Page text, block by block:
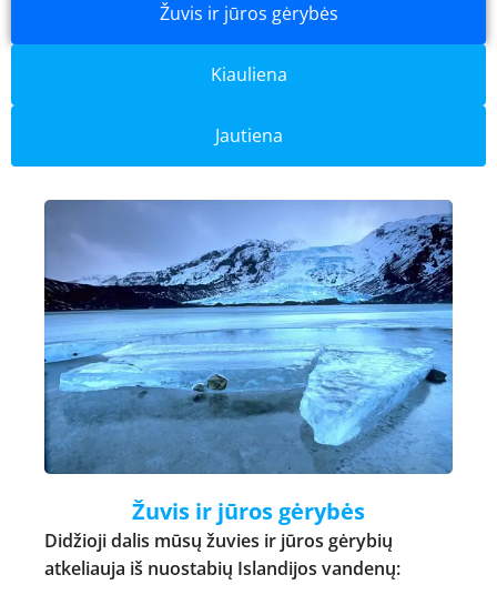
Žuvis ir jūros gėrybės
Kiauliena
Jautiena
Žuvis ir jūros gėrybės
Didžioji dalis mūsų žuvies ir jūros gėrybių
atkeliauja iš nuostabių Islandijos vandenų: